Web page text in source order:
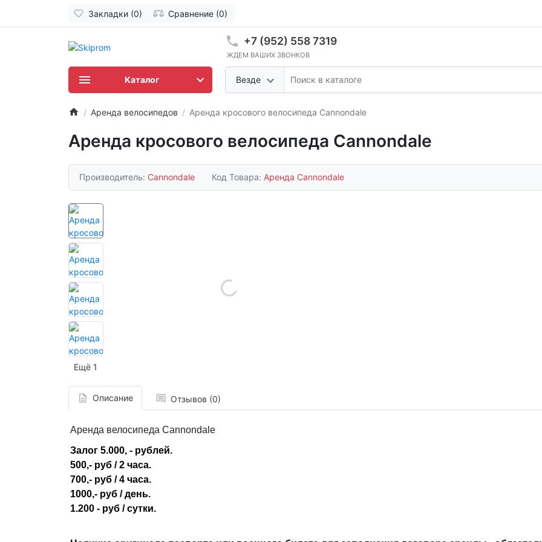
Закладки (0) Сравнение (0)
+7 (952) 558 7319
ЖДЕМ ВАШИХ ЗВОНКОВ
Везде
Каталог
Аренда велосипедов Аренда кросового велосипеда Cannondale
Аренда кросового велосипеда Cannondale
Производитель: Cannondale Код Товара: Аренда Cannondale
Ещё 1
Описание Отзывов (0)
Аренда велосипеда Cannondale
Залог 5.000, - рублей.
500,- руб / 2 часа.
700,- руб / 4 часа.
1000,- руб / день.
1.200 - руб / сутки.